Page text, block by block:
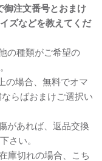
御注文番号とおまけ
ズなどを教えてくだ
の種類がご希望の
の場合、無料でオマ
らばおまけご選択い
があれば、返品交換
さい。
庫切れの場合、こち